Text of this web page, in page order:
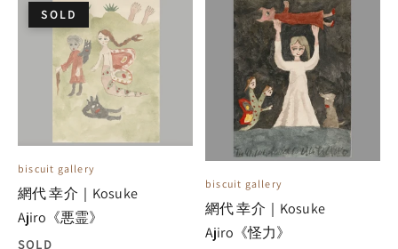
SOLD
biscuit gallery
網代 幸介｜Kosuke
Ajiro《悪霊》
SOLD
biscuit gallery
網代 幸介｜Kosuke
Ajiro《怪力》